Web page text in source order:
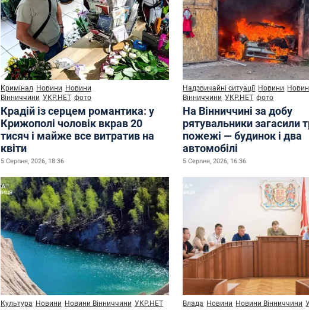
Кримінал Новини Новини
Вінниччини УКР.НЕТ фото
Крадій із серцем романтика: у
Крижополі чоловік вкрав 20
тисяч і майже все витратив на
квіти
5 Серпня, 2026, 18:36
Надзвичайні ситуації Новини
Вінниччини УКР.НЕТ фото
На Вінниччині за добу
рятувальники загасили
пожежі — будинок і два
автомобілі
5 Серпня, 2026, 16:36
Культура Новини Новини Вінниччини УКР.НЕТ Влада Новини Новини Вінниччини